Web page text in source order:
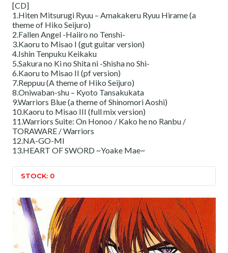
[CD]
1.Hiten Mitsurugi Ryuu – Amakakeru Ryuu Hirame (a
theme of Hiko Seijuro)
2.Fallen Angel -Haiiro no Tenshi-
3.Kaoru to Misao I (gut guitar version)
4.Ishin Tenpuku Keikaku
5.Sakura no Ki no Shita ni -Shisha no Shi-
6.Kaoru to Misao II (pf version)
7.Reppuu (A theme of Hiko Seijuro)
8.Oniwaban-shu – Kyoto Tansakukata
9.Warriors Blue (a theme of Shinomori Aoshi)
10.Kaoru to Misao III (full mix version)
11.Warriors Suite: On Honoo / Kako he no Ranbu /
TORAWARE / Warriors
12.NA-GO-MI
13.HEART OF SWORD ~Yoake Mae~
STOCK: 0